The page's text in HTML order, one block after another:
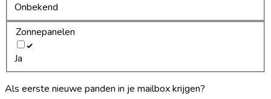
Onbekend
Zonnepanelen
Ja
Als eerste nieuwe panden in je mailbox krijgen?